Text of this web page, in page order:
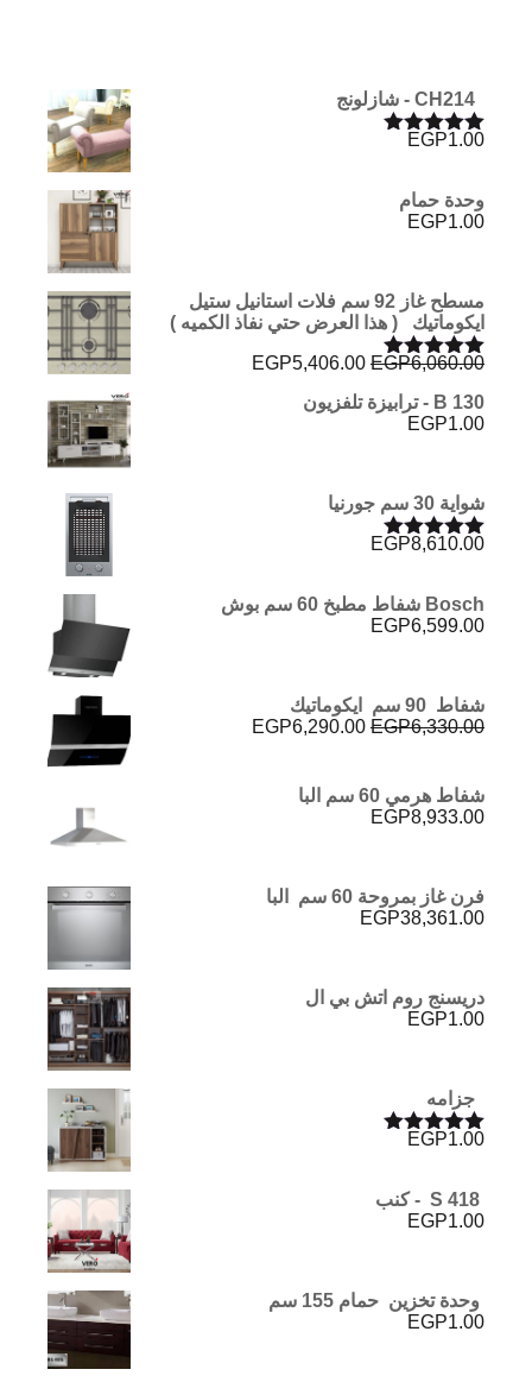
تم التقييم
EGP1.00
وحدة حمام
EGP1.00
مسطح غاز 92 سم فلات استانيل ستيل
ايكوماتيك ( هذا العرض حتي نفاذ الكميه )
تم التقييم
5.00 من 5
EGP6,060.00
السعر
هو:
EGP5,406.00
B 130 - ترابيزة تلفزيون
EGP1.00
شواية 30 سم جورنيا
تم التقييمEGP8,610.00
Bosch شفاط مطبخ 60 سم بوش
EGP6,599.00
شفاط 90 سم ايكوماتيك
EGP6,330.00
السعر
EGP6,330.00.
EGP6,290.00
شفاط هرمي 60 سم البا
EGP8,933.00
فرن غاز بمروحة 60 سم البا
EGP38,361.00
دريسنج روم اتش بي ال
EGP1.00
جزامه
تم التقييم
EGP1.00
EGP1.00
وحدة تخزين حمام 155 سم
EGP1.00